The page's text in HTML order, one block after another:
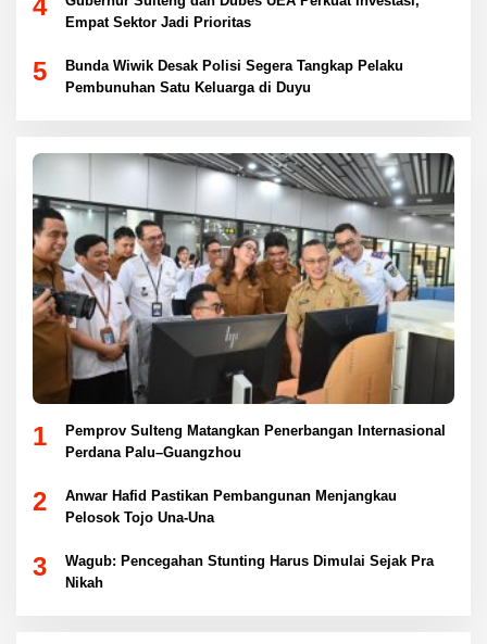
4
Empat Sektor Jadi Prioritas
5
Bunda Wiwik Desak Polisi Segera Tangkap Pelaku
Pembunuhan Satu Keluarga di Duyu
1
Pemprov Sulteng Matangkan Penerbangan Internasional
Perdana Palu–Guangzhou
2
Anwar Hafid Pastikan Pembangunan Menjangkau
Pelosok Tojo Una-Una
3
Wagub: Pencegahan Stunting Harus Dimulai Sejak Pra
Nikah